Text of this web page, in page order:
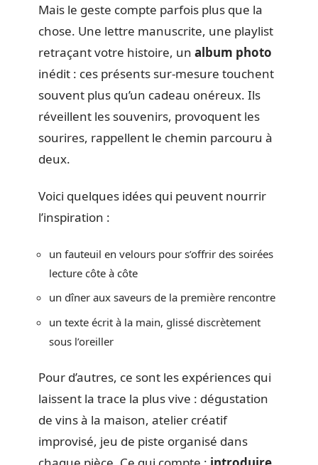
Mais le geste compte parfois plus que la
chose. Une lettre manuscrite, une playlist
retraçant votre histoire, un album photo
inédit : ces présents sur-mesure touchent
souvent plus qu’un cadeau onéreux. Ils
réveillent les souvenirs, provoquent les
sourires, rappellent le chemin parcouru à
deux.
Voici quelques idées qui peuvent nourrir
l’inspiration :
un fauteuil en velours pour s’offrir des soirées
lecture côte à côte
un dîner aux saveurs de la première rencontre
un texte écrit à la main, glissé discrètement
sous l’oreiller
Pour d’autres, ce sont les expériences qui
laissent la trace la plus vive : dégustation
de vins à la maison, atelier créatif
improvisé, jeu de piste organisé dans